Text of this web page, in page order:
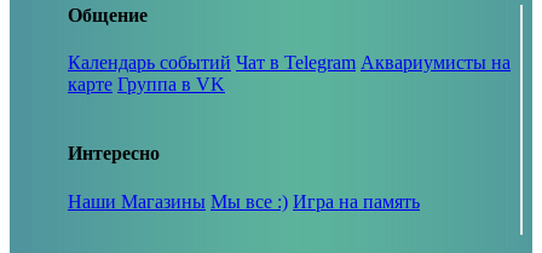
Общение
Календарь событий Чат в Telegram Аквариумисты на
карте Группа в VK
Интересно
Наши Магазины Мы все :) Игра на память